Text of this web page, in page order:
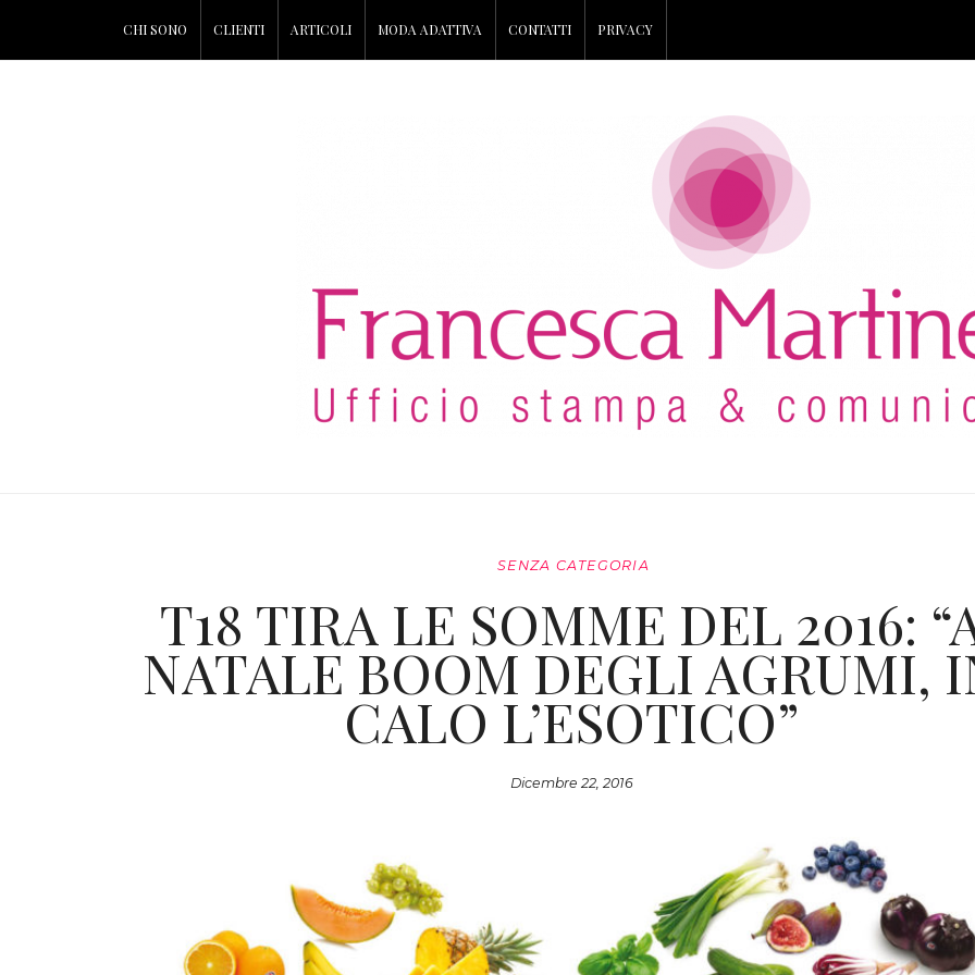
CHI SONO CLIENTI ARTICOLI MODA ADATTIVA CONTATTI PRIVACY
SENZA CATEGORIA
T18 TIRA LE SOMME DEL 2016:
NATALE BOOM DEGLI AGRUMI,
CALO L’ESOTICO”
Dicembre 22, 2016